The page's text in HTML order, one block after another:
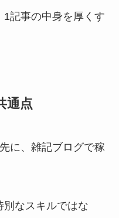
1記事の中身を厚くす
通点
に、雑記ブログで稼
なスキルではな